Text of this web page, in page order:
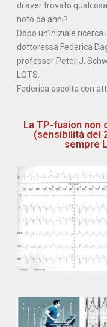
di aver trovato
noto da anni?
Dopo un’iniziale
dottoressa Federica
professor Peter J.
LQTS.
Federica ascolta con
La TP-fusion non
(sensibilità del
sempre